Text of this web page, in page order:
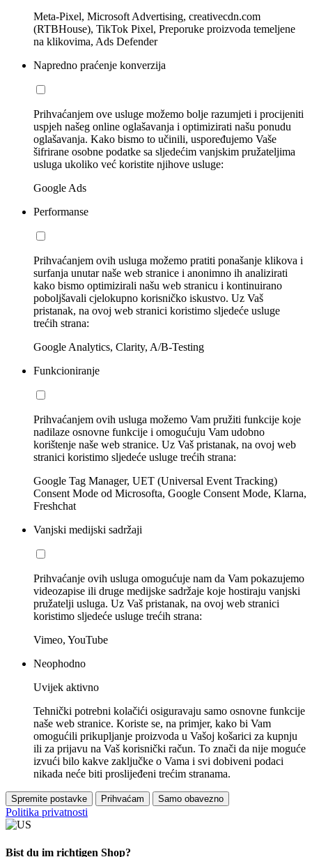
Meta-Pixel, Microsoft Advertising, creativecdn.com
(RTBHouse), TikTok Pixel, Preporuke proizvoda temeljene
na klikovima, Ads Defender
Napredno praćenje konverzija
Prihvaćanjem ove usluge možemo bolje razumjeti i procijeniti
uspjeh našeg online oglašavanja i optimizirati našu ponudu
oglašavanja. Kako bismo to učinili, uspoređujemo Vaše
šifrirane osobne podatke sa sljedećim vanjskim pružateljima
usluga ukoliko već koristite njihove usluge:
Google Ads
Performanse
Prihvaćanjem ovih usluga možemo pratiti ponašanje klikova i
surfanja unutar naše web stranice i anonimno ih analizirati
kako bismo optimizirali našu web stranicu i kontinuirano
poboljšavali cjelokupno korisničko iskustvo. Uz Vaš
pristanak, na ovoj web stranici koristimo sljedeće usluge
trećih strana:
Google Analytics, Clarity, A/B-Testing
Funkcioniranje
Prihvaćanjem ovih usluga možemo Vam pružiti funkcije koje
nadilaze osnovne funkcije i omogućuju Vam udobno
korištenje naše web stranice. Uz Vaš pristanak, na ovoj web
stranici koristimo sljedeće usluge trećih strana:
Google Tag Manager, UET (Universal Event Tracking)
Consent Mode od Microsofta, Google Consent Mode, Klarna,
Freshchat
Vanjski medijski sadržaji
Prihvaćanje ovih usluga omogućuje nam da Vam pokazujemo
videozapise ili druge medijske sadržaje koje hostiraju vanjski
pružatelji usluga. Uz Vaš pristanak, na ovoj web stranici
koristimo sljedeće usluge trećih strana:
Vimeo, YouTube
Neophodno
Uvijek aktivno
Tehnički potrebni kolačići osiguravaju samo osnovne funkcije
naše web stranice. Koriste se, na primjer, kako bi Vam
omogućili prikupljanje proizvoda u Vašoj košarici za kupnju
ili za prijavu na Vaš korisnički račun. To znači da nije moguće
izvući bilo kakve zaključke o Vama i svi dobiveni podaci
nikada neće biti proslijeđeni trećim stranama.
Spremite postavke Prihvaćam Samo obavezno
Politika privatnosti
Bist du im richtigen Shop?